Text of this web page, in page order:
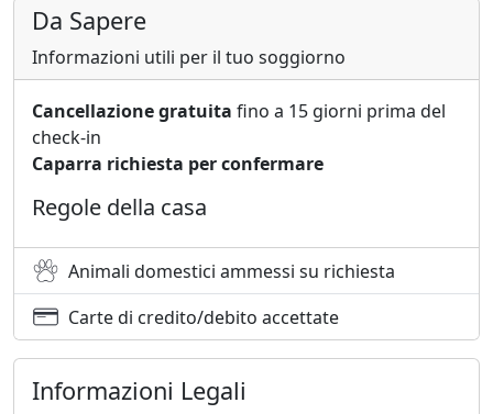
Da Sapere
Informazioni utili per il tuo soggiorno
Cancellazione gratuita fino a 15 giorni prima del
check-in
Caparra richiesta per confermare
Regole della casa
Animali domestici ammessi su richiesta
Carte di credito/debito accettate
Informazioni Legali